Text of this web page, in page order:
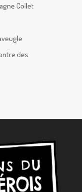
Collet
des